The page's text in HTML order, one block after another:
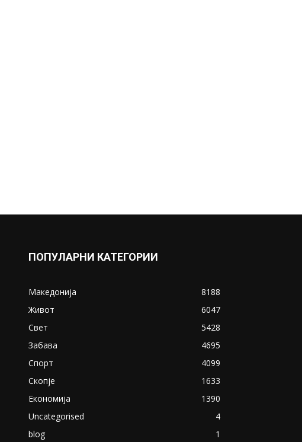
ПОПУЛАРНИ КАТЕГОРИИ
Македонија
8188
Живот
6047
Свет
5428
Забава
4695
Спорт
4099
Скопје
1633
Економија
1390
Uncategorised
4
blog
1